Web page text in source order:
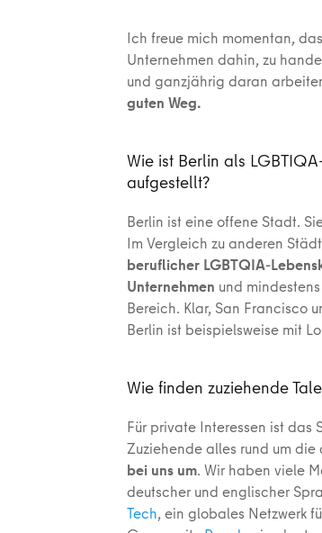
Ich freue mich momentan,
Unternehmen dahin, zu
und ganzjährig daran
guten Weg.
Wie ist Berlin als
aufgestellt?
Berlin ist eine offene Stadt.
Im Vergleich zu anderen
beruflicher LGBTQIA-
Unternehmen und
Bereich. Klar, San Francisco
Berlin ist beispielsweise mit
Wie finden zuziehende
Für private Interessen ist das
Zuziehende alles rund um die
bei uns um. Wir haben viele
deutscher und englischer
Tech, ein globales Netzwerk